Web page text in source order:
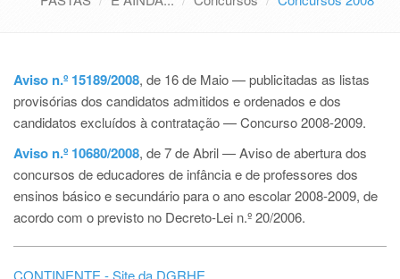
Aviso n.º 15189/2008, de 16 de Maio — publicitadas as listas
provisórias dos candidatos admitidos e ordenados e dos
candidatos excluídos à contratação — Concurso 2008-2009.
Aviso n.º 10680/2008, de 7 de Abril — Aviso de abertura dos
concursos de educadores de infância e de professores dos
ensinos básico e secundário para o ano escolar 2008-2009, de
acordo com o previsto no Decreto-Lei n.º 20/2006.
CONTINENTE - Site da DGRHE